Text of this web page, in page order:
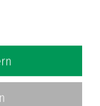
Ozola
...
…